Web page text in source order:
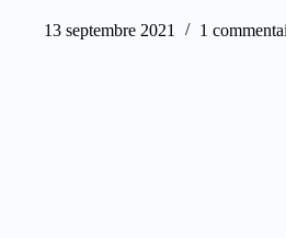
13 septembre 2021 1